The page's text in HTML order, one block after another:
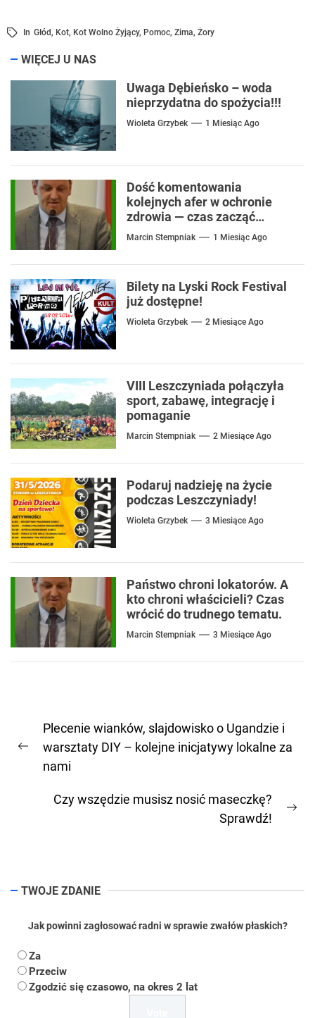
In Głód, Kot, Kot Wolno Żyjący, Pomoc, Zima, Żory
WIĘCEJ U NAS
Uwaga Dębieńsko – woda
nieprzydatna do spożycia!!!
Wioleta Grzybek 1 Miesiąc Ago
Dość komentowania
kolejnych afer w ochronie
zdrowia — czas zacząć
mówić o rozwiązaniach
Marcin Stempniak 1 Miesiąc Ago
Bilety na Lyski Rock Festival
już dostępne!
Wioleta Grzybek 2 Miesiące Ago
VIII Leszczyniada połączyła
sport, zabawę, integrację i
pomaganie
Marcin Stempniak 2 Miesiące Ago
Podaruj nadzieję na życie
podczas Leszczyniady!
Wioleta Grzybek 3 Miesiące Ago
Państwo chroni lokatorów. A
kto chroni właścicieli? Czas
wrócić do trudnego tematu.
Marcin Stempniak 3 Miesiące Ago
wpisu
Previous
post:
Plecenie wianków, slajdowisko o Ugandzie i
warsztaty DIY – kolejne inicjatywy lokalne za
nami
Czy wszędzie musisz nosić maseczkę?
Sprawdź!
TWOJE ZDANIE
Jak powinni zagłosować radni w sprawie zwałów płaskich?
Za
Przeciw
Zgodzić się czasowo, na okres 2 lat